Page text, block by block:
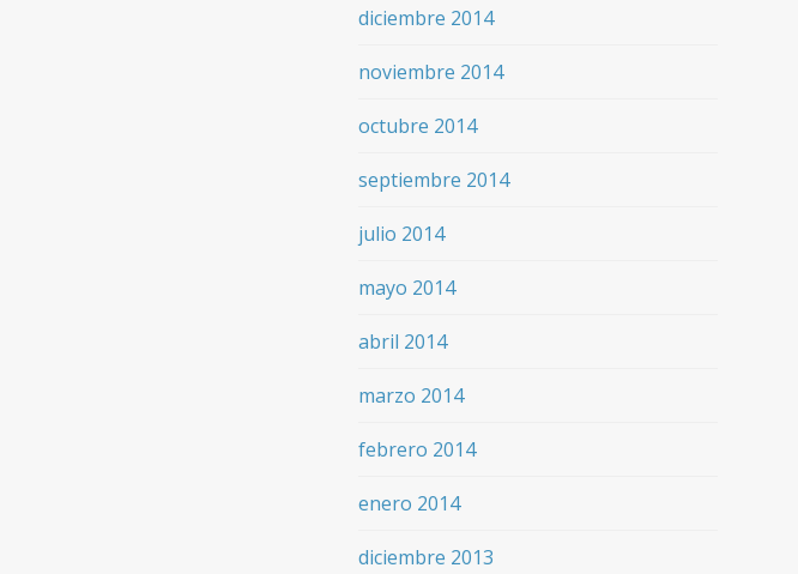
diciembre 2014
noviembre 2014
octubre 2014
septiembre 2014
julio 2014
mayo 2014
abril 2014
marzo 2014
febrero 2014
enero 2014
diciembre 2013